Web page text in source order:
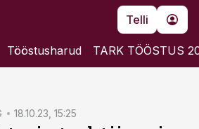
Telli
Tööstusharud TARK TÖÖSTUS
18.10.23, 15:25